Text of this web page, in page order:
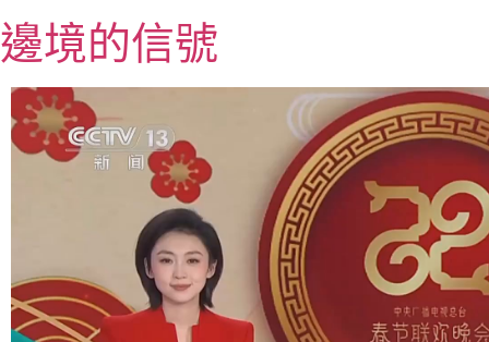
至
主
要
內
容
邊境的信號